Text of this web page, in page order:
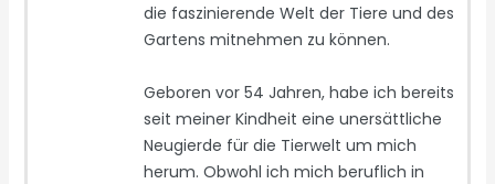
die faszinierende Welt der Tiere und des
Gartens mitnehmen zu können.
Geboren vor 54 Jahren, habe ich bereits
seit meiner Kindheit eine unersättliche
Neugierde für die Tierwelt um mich
herum. Obwohl ich mich beruflich in